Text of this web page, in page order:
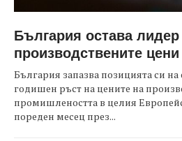
България остава
производствените
България запазва позицията си
годишен ръст на цените на
промишлеността в целия
пореден месец през...